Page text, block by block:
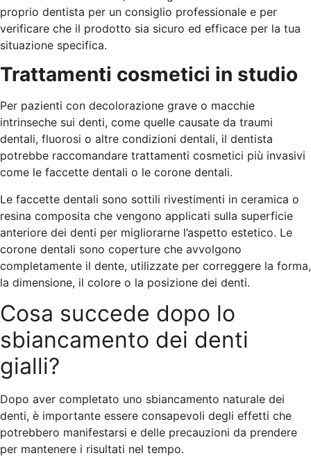
proprio dentista per un consiglio professionale e per
verificare che il prodotto sia sicuro ed efficace per la tua
situazione specifica.
Trattamenti cosmetici in studio
Per pazienti con decolorazione grave o macchie
intrinseche sui denti, come quelle causate da traumi
dentali, fluorosi o altre condizioni dentali, il dentista
potrebbe raccomandare trattamenti cosmetici più invasivi
come le faccette dentali o le corone dentali.
Le faccette dentali sono sottili rivestimenti in ceramica o
resina composita che vengono applicati sulla superficie
anteriore dei denti per migliorarne l’aspetto estetico. Le
corone dentali sono coperture che avvolgono
completamente il dente, utilizzate per correggere la forma,
la dimensione, il colore o la posizione dei denti.
Cosa succede dopo lo
sbiancamento dei denti
gialli?
Dopo aver completato uno sbiancamento naturale dei
denti, è importante essere consapevoli degli effetti che
potrebbero manifestarsi e delle precauzioni da prendere
per mantenere i risultati nel tempo.